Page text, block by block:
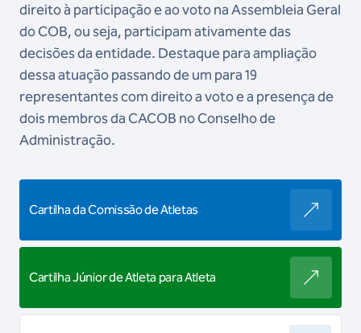
direito à participação e ao voto na Assembleia Geral
do COB, ou seja, participam ativamente das
decisões da entidade. Destaque para ampliação
dessa atuação passando de um para 19
representantes com direito a voto e a presença de
dois membros da CACOB no Conselho de
Administração.
Cartilha da Comissão de Atletas
Cartilha Júnior de Atleta para Atleta